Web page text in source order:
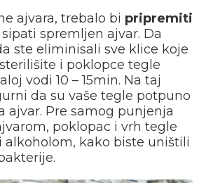
ajvara, trebalo bi pripremiti
spremljen ajvar. Da
ste eliminisali sve klice koje
i poklopce tegle
vodi 10 – 15min. Na taj
da su vaše tegle potpuno
ajvar. Pre samog punjenja
poklopac i vrh tegle
alkoholom, kako biste uništili